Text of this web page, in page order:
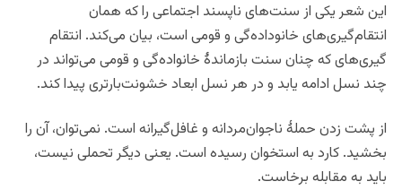
این شعر یکی از سنت‌های ناپسند اجتماعی را که همان
انتقام‌گیری‌های خانوداده‌گی و قومی است، بیان می‌کند. انتقام
گیری‌های که‌ چنان سنت بازماندۀ خانواده‌گی و قومی می‌تواند در
چند نسل ادامه یابد و در هر نسل ابعاد خشونت‌بارتری پیدا کند.
از پشت زدن حملۀ ناجوان‌مردانه و غافل‌گیرانه است. نمی‌‌توان، آن را
بخشید. کارد به استخوان رسیده است. یعنی دیگر تحملی نیست،
باید به مقابله برخاست.